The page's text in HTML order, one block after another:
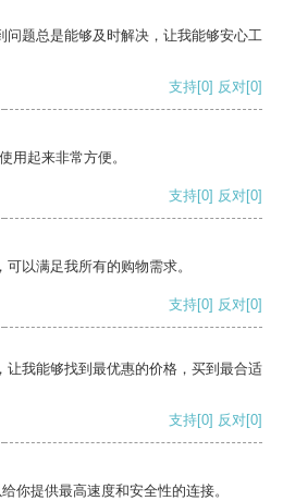
问题总是能够及时解决，让我能够安心工
支持[0] 反对[0]
用起来非常方便。
支持[0] 反对[0]
以满足我所有的购物需求。
支持[0] 反对[0]
让我能够找到最优惠的价格，买到最合适
支持[0] 反对[0]
你提供最高速度和安全性的连接。